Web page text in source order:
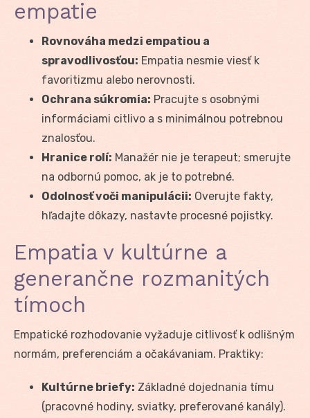
empatie
Rovnováha medzi empatiou a
spravodlivosťou: Empatia nesmie viesť k
favoritizmu alebo nerovnosti.
Ochrana súkromia: Pracujte s osobnými
informáciami citlivo a s minimálnou potrebnou
znalosťou.
Hranice rolí: Manažér nie je terapeut; smerujte
na odbornú pomoc, ak je to potrebné.
Odolnosť voči manipulácii: Overujte fakty,
hľadajte dôkazy, nastavte procesné pojistky.
Empatia v kultúrne a
generančne rozmanitých
tímoch
Empatické rozhodovanie vyžaduje citlivosť k odlišným
normám, preferenciám a očakávaniam. Praktiky:
Kultúrne briefy: Základné dojednania tímu
(pracovné hodiny, sviatky, preferované kanály).